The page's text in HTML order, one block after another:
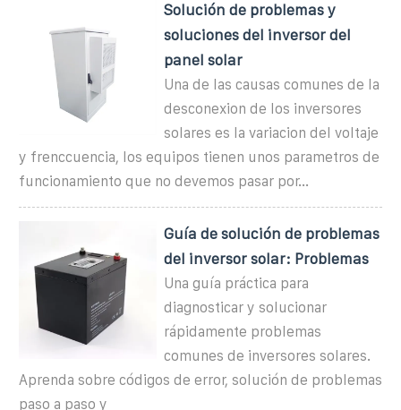
Solución de problemas y
soluciones del inversor del
panel solar
Una de las causas comunes de la
desconexion de los inversores
solares es la variacion del voltaje
y frenccuencia, los equipos tienen unos parametros de
funcionamiento que no devemos pasar por...
Guía de solución de problemas
del inversor solar: Problemas
Una guía práctica para
diagnosticar y solucionar
rápidamente problemas
comunes de inversores solares.
Aprenda sobre códigos de error, solución de problemas
paso a paso y